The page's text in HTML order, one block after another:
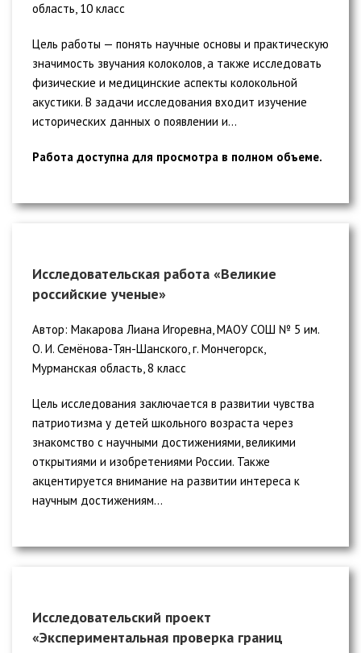
область, 10 класс
Цель работы — понять научные основы и практическую
значимость звучания колоколов, а также исследовать
физические и медицинские аспекты колокольной
акустики. В задачи исследования входит изучение
исторических данных о появлении и...
Работа доступна для просмотра в полном объеме.
Исследовательская работа «Великие
российские ученые»
Автор: Макарова Лиана Игоревна, МАОУ СОШ № 5 им.
О. И. Семёнова-Тян-Шанского, г. Мончегорск,
Мурманская область, 8 класс
Цель исследования заключается в развитии чувства
патриотизма у детей школьного возраста через
знакомство с научными достижениями, великими
открытиями и изобретениями России. Также
акцентируется внимание на развитии интереса к
научным достижениям...
Исследовательский проект
«Экспериментальная проверка границ